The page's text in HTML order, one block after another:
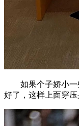
如果个子娇小一
好了，这样上面穿压